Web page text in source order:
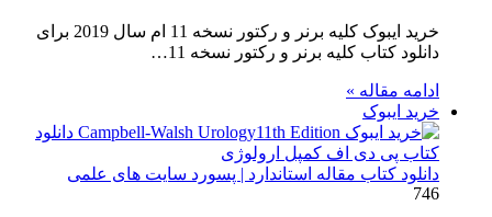
خرید ایبوک کلیه برنر و رکتور نسخه 11 ام سال 2019 برای
دانلود کتاب کلیه برنر و رکتور نسخه 11…
ادامه مقاله »
خرید ایبوک
دانلود کتاب مقاله استاندارد | پسورد سایت های علمی
746